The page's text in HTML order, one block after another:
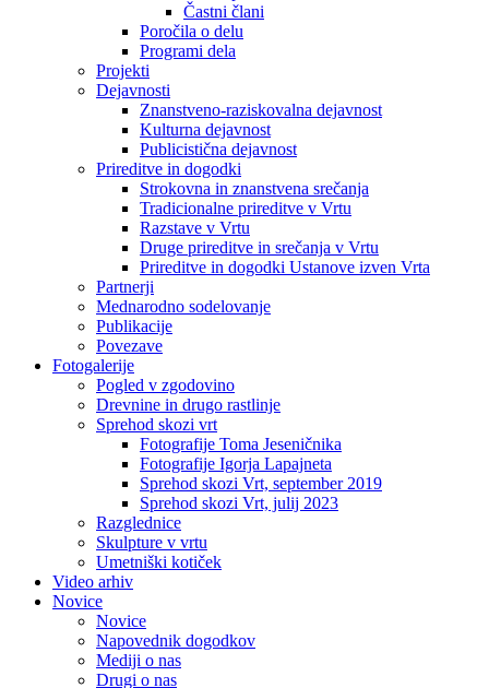
Častni člani
Poročila o delu
Programi dela
Projekti
Dejavnosti
Znanstveno-raziskovalna dejavnost
Kulturna dejavnost
Publicistična dejavnost
Prireditve in dogodki
Strokovna in znanstvena srečanja
Tradicionalne prireditve v Vrtu
Razstave v Vrtu
Druge prireditve in srečanja v Vrtu
Prireditve in dogodki Ustanove izven Vrta
Partnerji
Mednarodno sodelovanje
Publikacije
Povezave
Fotogalerije
Pogled v zgodovino
Drevnine in drugo rastlinje
Sprehod skozi vrt
Fotografije Toma Jeseničnika
Fotografije Igorja Lapajneta
Sprehod skozi Vrt, september 2019
Sprehod skozi Vrt, julij 2023
Razglednice
Skulpture v vrtu
Umetniški kotiček
Video arhiv
Novice
Novice
Napovednik dogodkov
Mediji o nas
Drugi o nas